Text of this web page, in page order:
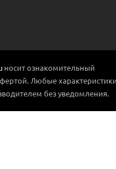
носит ознакомительный
Любые
без уведомления.